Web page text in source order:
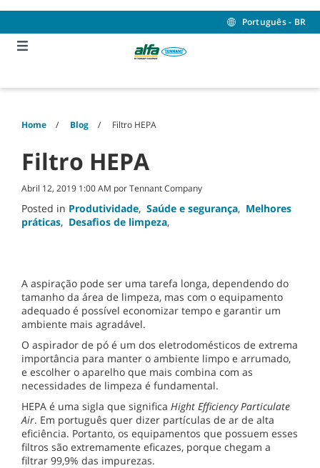
content
navigation
menu
Português - BR
Home Blog Filtro HEPA
Filtro HEPA
Abril 12, 2019 1:00 AM por Tennant Company
Posted in Produtividade, Saúde e segurança, Melhores
práticas, Desafios de limpeza,
A aspiração pode ser uma tarefa longa, dependendo do
tamanho da área de limpeza, mas com o equipamento
adequado é possível economizar tempo e garantir um
ambiente mais agradável.
O aspirador de pó é um dos eletrodomésticos de extrema
importância para manter o ambiente limpo e arrumado,
e escolher o aparelho que mais combina com as
necessidades de limpeza é fundamental.
HEPA é uma sigla que significa Hight Efficiency Particulate
Air. Em português quer dizer partículas de ar de alta
eficiência. Portanto, os equipamentos que possuem esses
filtros são extremamente eficazes, porque chegam a
filtrar 99,9% das impurezas.